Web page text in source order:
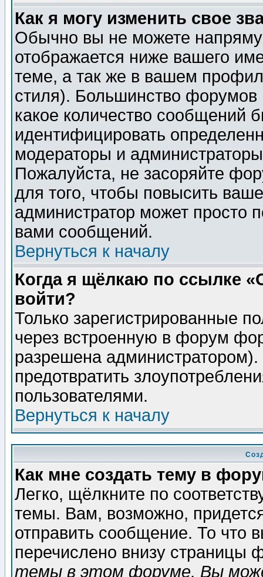
Как я могу изменить свое
Обычно вы не можете
отображается ниже вашего
теме, а так же в вашем
стиля). Большинство форумов
какое количество сообщений
идентифицировать
модераторы и
Пожалуйста, не засоряйте
для того, чтобы повысить
администратор может просто
вами сообщений.
Вернуться к началу
Когда я щёлкаю по ссылке
войти?
Только зарегистрированные
через встроенную в форум
разрешена
предотвратить
пользователями.
Вернуться к началу
Как мне создать тему в
Легко, щёлкните по
темы. Вам, возможно,
отправить сообщение. То что
перечислено внизу страницы
темы в этом форуме, Вы